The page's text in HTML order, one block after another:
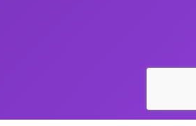
vos préférences pour